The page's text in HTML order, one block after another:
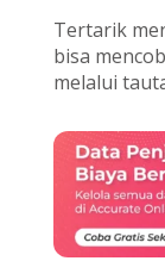
Tertarik
bisa
melalui